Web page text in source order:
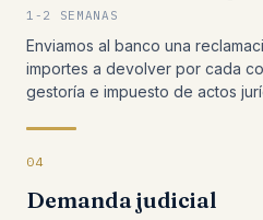
1-2 SEMANAS
Enviamos al banco una
importes a devolver por cada
gestoría e impuesto de actos
04
Demanda judicial